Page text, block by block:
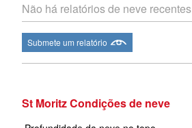
Não há relatórios de neve recentes
Submete um relatório
St Moritz Condições de neve